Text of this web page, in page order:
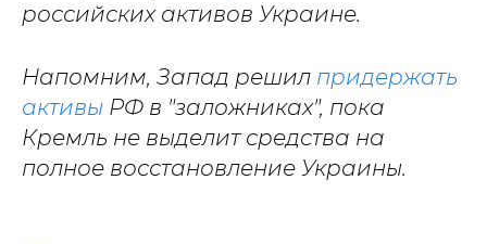
российских активов Украине.
Напомним, Запад решил придержать
активы РФ в "заложниках", пока
Кремль не выделит средства на
полное восстановление Украины.